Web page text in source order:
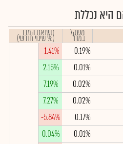
היא נכללת
משקל
במדד תשואת המדד
(% שינוי חודשי)
0.19%
-1.41%
0.01%
2.15%
0.02%
7.19%
0.02%
7.27%
0.17%
-5.84%
0.01%
0.04%